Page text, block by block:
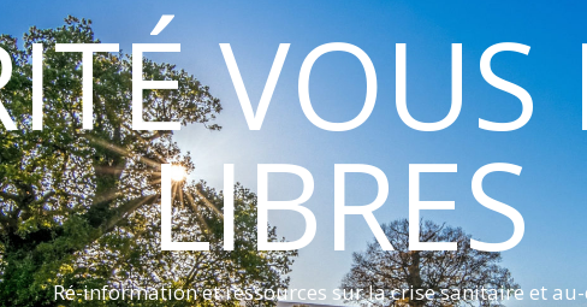
LIBRES
Ré-information et ressources sur la crise sanitaire et